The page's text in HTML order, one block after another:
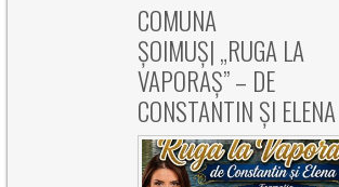
COMUNA
ȘOIMUȘ| „RUGA LA
VAPORAȘ” – DE
CONSTANTIN ȘI ELENA